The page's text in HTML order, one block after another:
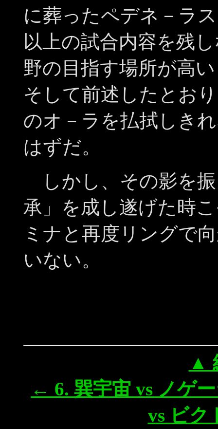
に葬ったペデネ－ラ
以上の試合内容を残
野の目指す場所が高
そして前述したとお
のオ－ラを払拭しき
はずだ。
しかし、その影を
承」を成し遂げた時
ミナと再度リングで
いない。
▲
← 6. 巽宇宙 vs ノゲ
vs ビ